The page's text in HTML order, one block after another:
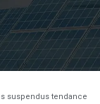
suspendus tendance